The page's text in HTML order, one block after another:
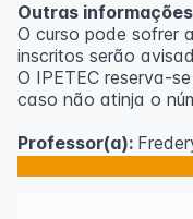
Outras informações
O curso pode sofrer
inscritos serão
O IPETEC reserva-
caso não atinja o
Professor(a):